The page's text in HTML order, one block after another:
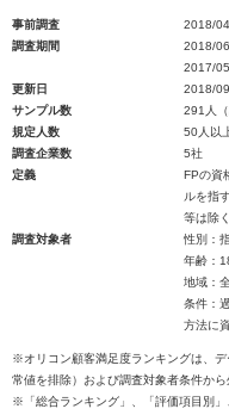
事前調査
2018/
調査期間
2018/
2017/
更新日
2018/
サンプル数
291人
規定人数
50人以
調査企業数
5社
定義
FPの資
ルを指
等は除く
調査対象者
性別：
年齢：
地域：
条件：
方法に
※オリコン顧客満足度ランキングは、
常値を排除）および調査対象者条件か
※「総合ランキング」、「評価項目別